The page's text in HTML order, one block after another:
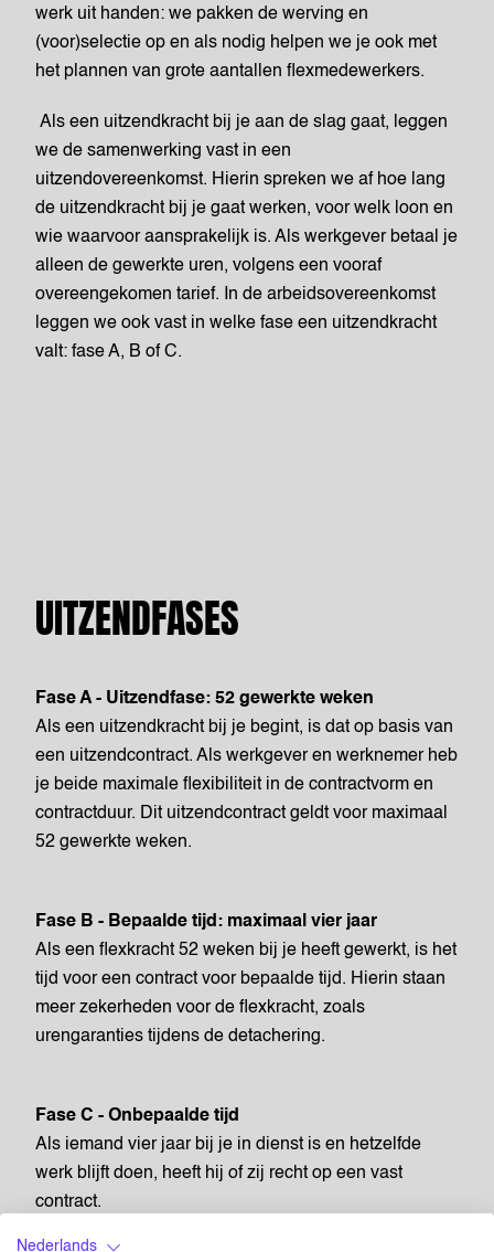
werk uit handen: we pakken de werving en
(voor)selectie op en als nodig helpen we je ook met
het plannen van grote aantallen flexmedewerkers.
Als een uitzendkracht bij je aan de slag gaat, leggen
we de samenwerking vast in een
uitzendovereenkomst. Hierin spreken we af hoe lang
de uitzendkracht bij je gaat werken, voor welk loon en
wie waarvoor aansprakelijk is. Als werkgever betaal je
alleen de gewerkte uren, volgens een vooraf
overeengekomen tarief. In de arbeidsovereenkomst
leggen we ook vast in welke fase een uitzendkracht
valt: fase A, B of C.
UITZENDFASES
Fase A - Uitzendfase: 52 gewerkte weken
Als een uitzendkracht bij je begint, is dat op basis van
een uitzendcontract. Als werkgever en werknemer heb
je beide maximale flexibiliteit in de contractvorm en
contractduur. Dit uitzendcontract geldt voor maximaal
52 gewerkte weken.
Fase B - Bepaalde tijd: maximaal vier jaar
Als een flexkracht 52 weken bij je heeft gewerkt, is het
tijd voor een contract voor bepaalde tijd. Hierin staan
meer zekerheden voor de flexkracht, zoals
urengaranties tijdens de detachering.
Fase C - Onbepaalde tijd
Als iemand vier jaar bij je in dienst is en hetzelfde
werk blijft doen, heeft hij of zij recht op een vast
contract.
Nederlands